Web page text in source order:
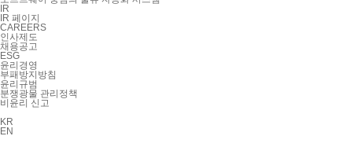
IR
IR 페이지
CAREERS
인사제도
채용공고
ESG
윤리경영
부패방지방침
윤리규범
분쟁광물 관리정책
비윤리 신고
KR
EN